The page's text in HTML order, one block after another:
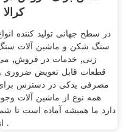
کرالا
در سطح جهانی تولید کننده
سنگ شکن و ماشین آلات
زنی, خدمات در فروش,
قطعات قابل تعویض ضروری
مصرفی یدکی در دسترس
همه نوع از ماشین آلات
دارد ما همیشه آماده است تا
از .